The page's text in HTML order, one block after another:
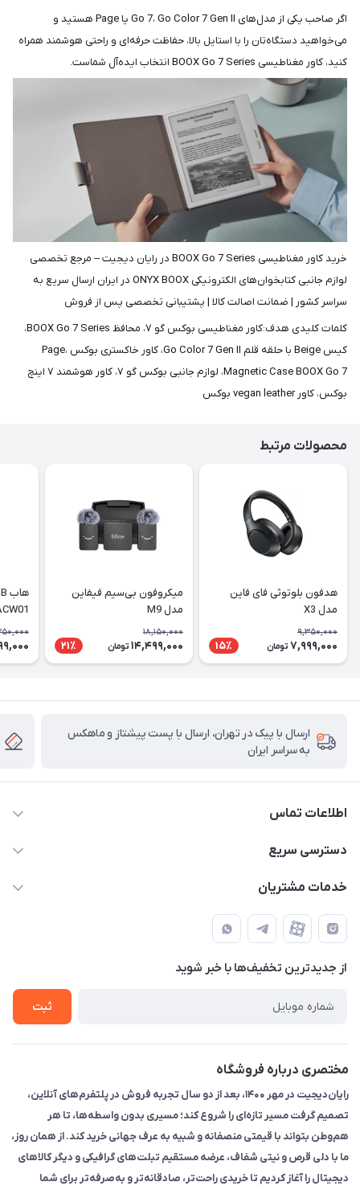
اگر صاحب یکی از مدل‌های Go 7، Go Color 7 Gen II یا Page هستید و
می‌خواهید دستگاه‌تان را با استایل بالا، حفاظت حرفه‌ای و راحتی هوشمند همراه
کنید، کاور مغناطیسی BOOX Go 7 Series انتخاب ایده‌آل شماست.
خرید کاور مغناطیسی BOOX Go 7 Series در رایان دیجیت – مرجع تخصصی
لوازم جانبی کتابخوان‌های الکترونیکی ONYX BOOX در ایران ارسال سریع به
سراسر کشور | ضمانت اصالت کالا | پشتیبانی تخصصی پس از فروش
کلمات کلیدی هدف:کاور مغناطیسی بوکس گو ۷، محافظ BOOX Go 7 Series،
کیس Beige با حلقه قلم Go Color 7 Gen II، کاور خاکستری بوکس Page،
Magnetic Case BOOX Go 7، لوازم جانبی بوکس گو ۷، کاور هوشمند ۷ اینچ
بوکس، کاور vegan leather بوکس
محصولات مرتبط
هدفون بلوتوثی فای فاین
مدل X3
9,350,000
7,999,000 تومان 15٪
میکروفون بی‌سیم فیفاین
مدل M9
18,150,000
14,499,000 تومان 21٪
ارسال با پیک در تهران، ارسال با پست پیشتاز و ماهکس
به سراسر ایران
اطلاعات تماس
۰۲۱91095320 - 09120057355 - 09915561288
حضوری از قبل با پشتیبان های فروشگاه هماهنگ کنید)
دسترسی سریع
حساب کاربری
لیست محصولات
تماس با ما
خدمات مشتریان
قوانین و مقررات
حریم خصوصی
راهنما
از جدید‌ترین تخفیف‌ها با‌ خبر شوید
ثبت
مختصری درباره فروشگاه
رایان‌دیجیت در مهر ۱۴۰۰، بعد از دو سال تجربه فروش در پلتفرم‌های آنلاین،
تصمیم گرفت مسیر تازه‌ای را شروع کند؛ مسیری بدون واسطه‌ها، تا هر
هم‌وطن بتواند با قیمتی منصفانه و شبیه به عرف جهانی خرید کند. از همان روز،
ما با دلی قرص و نیتی شفاف، عرضه مستقیم تبلت‌های گرافیکی و دیگر کالاهای
دیجیتال را آغاز کردیم تا خریدی راحت‌تر، صادقانه‌تر و به‌صرفه‌تر برای شما